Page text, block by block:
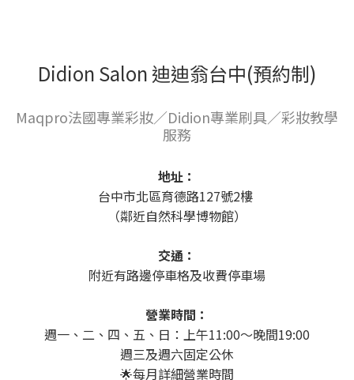
Didion Salon 迪迪翁台中(預約制)
Maqpro法國專業彩妝／Didion專業刷具／彩妝教學
服務
地址：
台中市北區育德路127號2樓
（鄰近自然科學博物館）
交通：
附近有路邊停車格及收費停車場
營業時間：
週一、二、四、五、日：上午11:00～晚間19:00
週三及週六固定公休
🌟每月詳細營業時間